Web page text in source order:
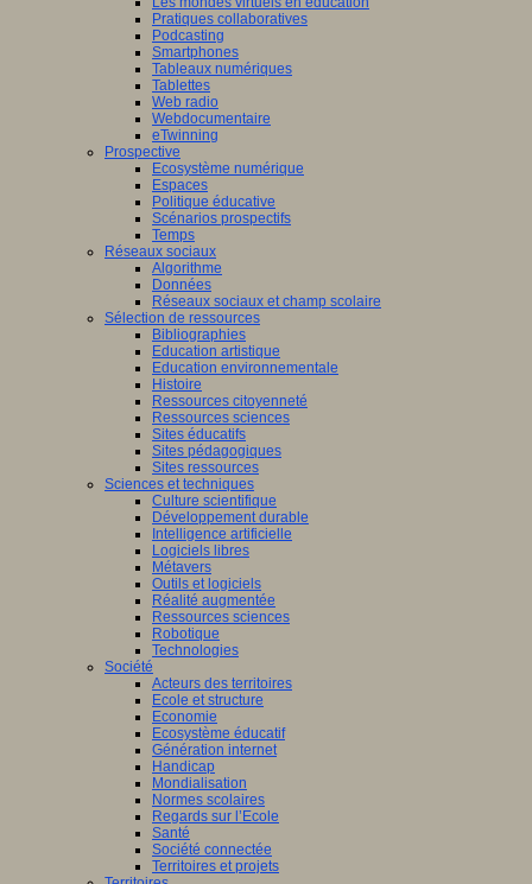
Pratiques collaboratives
Podcasting
Smartphones
Tableaux numériques
Tablettes
Web radio
Webdocumentaire
eTwinning
Prospective
Ecosystème numérique
Espaces
Politique éducative
Scénarios prospectifs
Temps
Réseaux sociaux
Algorithme
Données
Réseaux sociaux et champ scolaire
Sélection de ressources
Bibliographies
Education artistique
Education environnementale
Histoire
Ressources citoyenneté
Ressources sciences
Sites éducatifs
Sites pédagogiques
Sites ressources
Sciences et techniques
Culture scientifique
Développement durable
Intelligence artificielle
Logiciels libres
Métavers
Outils et logiciels
Réalité augmentée
Ressources sciences
Robotique
Technologies
Société
Acteurs des territoires
Ecole et structure
Economie
Ecosystème éducatif
Génération internet
Handicap
Mondialisation
Normes scolaires
Regards sur l’Ecole
Santé
Société connectée
Territoires et projets